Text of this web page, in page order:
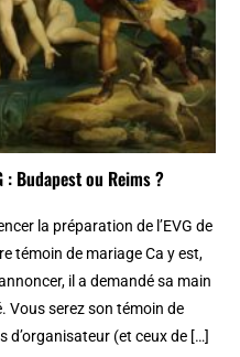
: Budapest ou Reims ?
la préparation de l’EVG de
témoin de mariage Ca y est,
il a demandé sa main
Vous serez son témoin de
(et ceux de […]